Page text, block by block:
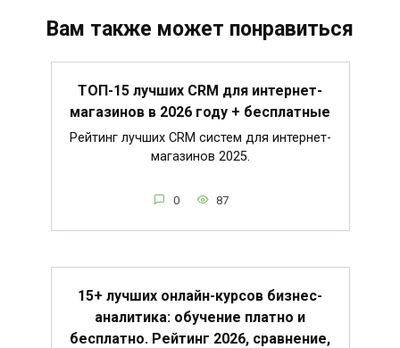
Вам также может понравиться
ТОП-15 лучших CRM для интернет-
магазинов в 2026 году + бесплатные
Рейтинг лучших CRM систем для интернет-
магазинов 2025.
0 87
15+ лучших онлайн-курсов бизнес-
аналитика: обучение платно и
бесплатно. Рейтинг 2026, сравнение,